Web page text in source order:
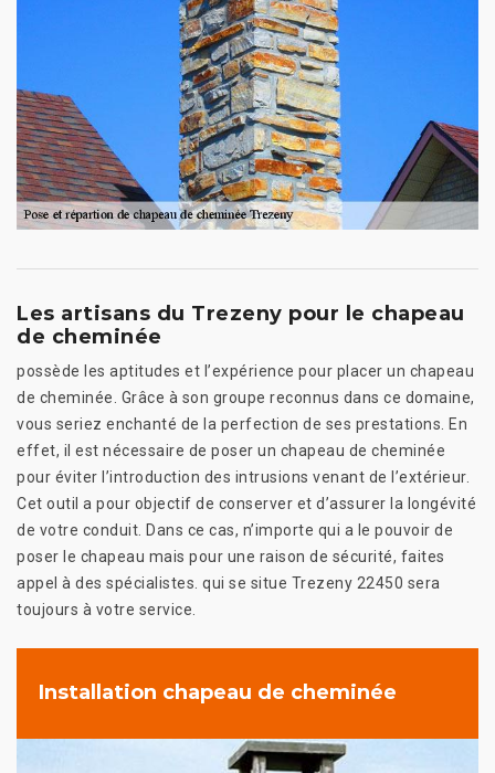
Les artisans du Trezeny pour le chapeau
de cheminée
possède les aptitudes et l’expérience pour placer un chapeau
de cheminée. Grâce à son groupe reconnus dans ce domaine,
vous seriez enchanté de la perfection de ses prestations. En
effet, il est nécessaire de poser un chapeau de cheminée
pour éviter l’introduction des intrusions venant de l’extérieur.
Cet outil a pour objectif de conserver et d’assurer la longévité
de votre conduit. Dans ce cas, n’importe qui a le pouvoir de
poser le chapeau mais pour une raison de sécurité, faites
appel à des spécialistes. qui se situe Trezeny 22450 sera
toujours à votre service.
Installation chapeau de cheminée